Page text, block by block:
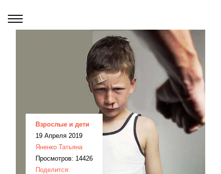
Взрослые и дети
19 Апреля 2019
Яненко Татьяна
Просмотров: 14426
Поделится: